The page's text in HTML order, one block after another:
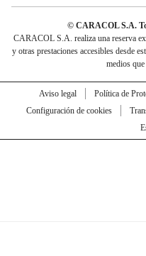
© CARACOL S.A.
CARACOL S.A. realiza una reserva
y otras prestaciones accesibles desde
medios
Aviso legal Política de
Configuración de cookies